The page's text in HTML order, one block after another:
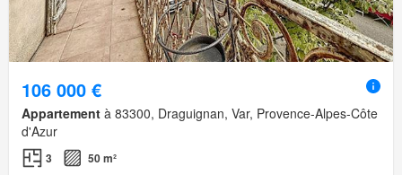
106 000 €
Appartement à 83300, Draguignan, Var, Provence-Alpes-Côte
d'Azur
3 50 m²